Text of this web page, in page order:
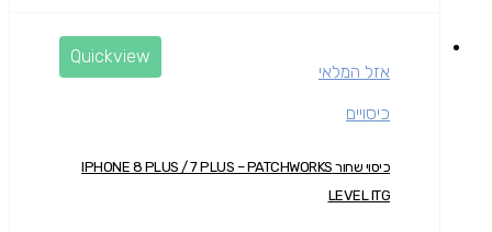
Quickview
אזל המלאי
כיסויים
כיסוי שחור IPHONE 8 PLUS / 7 PLUS – PATCHWORKS
LEVEL ITG